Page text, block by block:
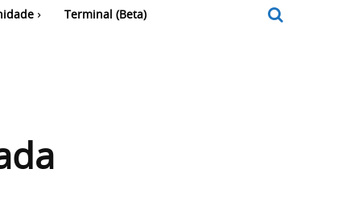
Terminal (Beta)